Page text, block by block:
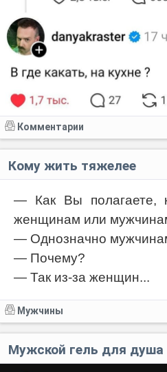
Комментарии
Кому жить тяжелее
— Как Вы полагаете,
женщинам или
— Однозначно
— Почему?
— Так из-за женщин...
Мужчины
Мужской гель для душа